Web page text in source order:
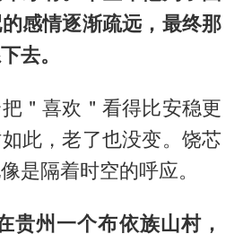
感情逐渐疏远，最终那
去。
＂喜欢＂看得比安稳更
此，老了也没变。饶芯
是隔着时空的呼应。
贵州一个布依族山村，